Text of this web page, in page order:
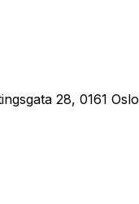
28, 0161 Oslo